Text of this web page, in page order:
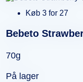
Køb 3 for 27
Bebeto
70g
På lager